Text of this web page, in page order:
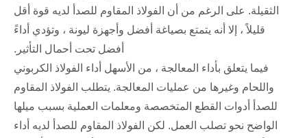
الثقيلة. على الرغم من أن الفولاذ المقاوم للصدأ لديه قوة أقل
قليلاً ، إلا أنه يتمتع بصياغة أفضل وأجهزة ليونة ، وتؤدي أداءً
أفضل تحت أحمال التأثير.
فيما يتعلق بأداء المعالجة ، من الأسهل أداء الفولاذ الكربوني
واللحام وغيرها من عمليات المعالجة. يتطلب الفولاذ المقاوم
للصدأ أدوات القطع المتخصصة ومعلمات العملية بسبب ميلها
الواضح نحو تصلب العمل. لكن الفولاذ المقاوم للصدأ لديه أداء